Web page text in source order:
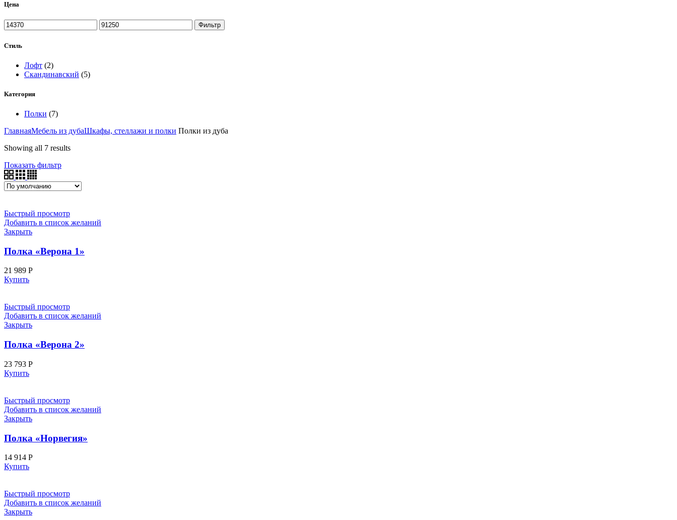
Цена
Фильтр
Стиль
Лофт (2)
Скандинавский (5)
Категория
Полки (7)
ГлавнаяМебель из дубаШкафы, стеллажи и полки Полки из дуба
Showing all 7 results
Показать фильтр
Быстрый просмотр
Добавить в список желаний
Закрыть
Полка «Верона 1»
21 989 Р
Купить
Быстрый просмотр
Добавить в список желаний
Закрыть
Полка «Верона 2»
23 793 Р
Купить
Быстрый просмотр
Добавить в список желаний
Закрыть
Полка «Норвегия»
14 914 Р
Купить
Быстрый просмотр
Добавить в список желаний
Закрыть